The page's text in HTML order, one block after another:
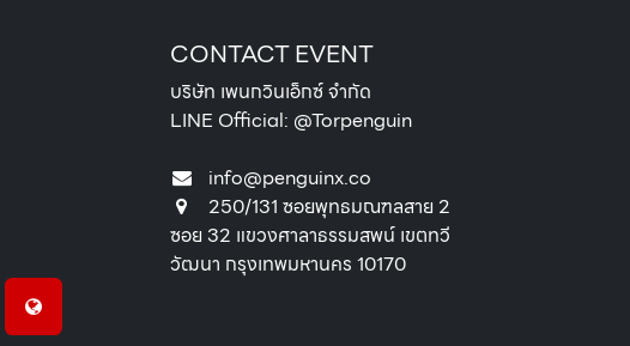
CONTACT EVENT
บริษัท เพนกวินเอ็กซ์ จำกัด
LINE Official: @Torpenguin
info@penguinx.co
250/131 ซอยพุทธมณฑลสาย 2
ซอย 32 แขวงศาลาธรรมสพน์ เขตทวี
วัฒนา กรุงเทพมหานคร 10170